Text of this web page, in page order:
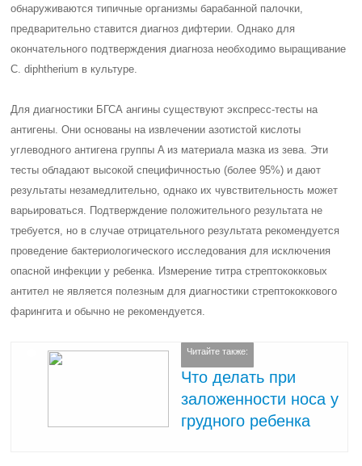
обнаруживаются типичные организмы барабанной палочки,
предварительно ставится диагноз дифтерии. Однако для
окончательного подтверждения диагноза необходимо выращивание
C. diphtherium в культуре.
Для диагностики БГСА ангины существуют экспресс-тесты на
антигены. Они основаны на извлечении азотистой кислоты
углеводного антигена группы A из материала мазка из зева. Эти
тесты обладают высокой специфичностью (более 95%) и дают
результаты незамедлительно, однако их чувствительность может
варьироваться. Подтверждение положительного результата не
требуется, но в случае отрицательного результата рекомендуется
проведение бактериологического исследования для исключения
опасной инфекции у ребенка. Измерение титра стрептококковых
антител не является полезным для диагностики стрептококкового
фарингита и обычно не рекомендуется.
Читайте также:
Что делать при
заложенности носа у
грудного ребенка